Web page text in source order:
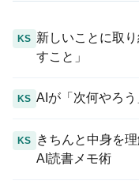
KS
新しいことに取
すこと」
KS AIが「次何やろ
KS
きちんと中身を
AI読書メモ術